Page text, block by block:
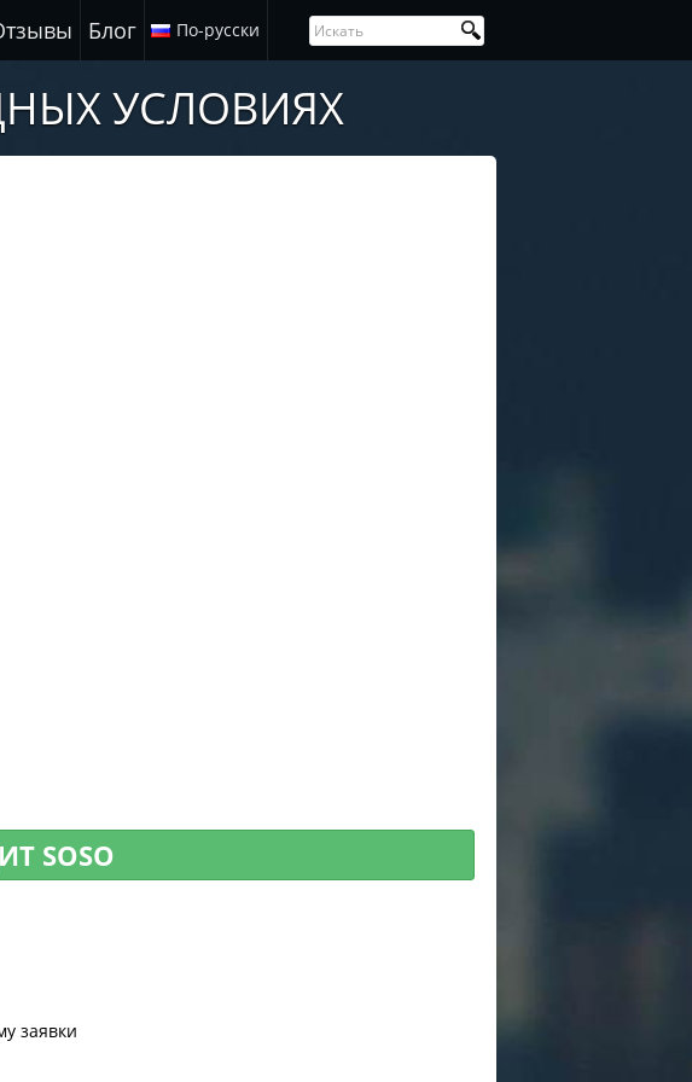
Блог По-русски
УСЛОВИЯХ
SOSO
заявки